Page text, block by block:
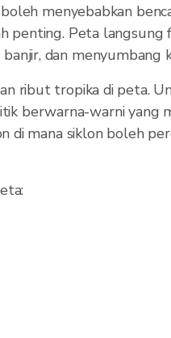
menyebabkan
penting. Peta
dan menyumbang
ribut tropika di peta.
berwarna-warni yang
di mana siklon boleh